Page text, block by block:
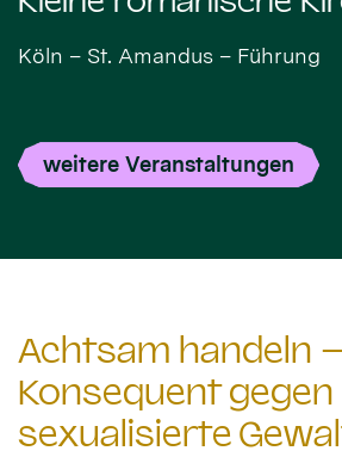
Köln – St. Amandus – Führung
weitere Veranstaltungen
Achtsam handeln –
Konsequent gegen
sexualisierte